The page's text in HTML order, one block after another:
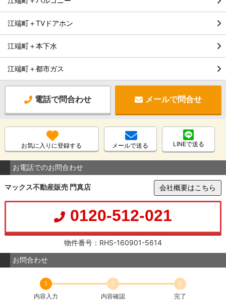
江端町＋TVドアホン
江端町＋本下水
江端町＋都市ガス
電話で問合わせ メールで問合せ
お気に入りに登録する メールで送る LINEで送る
お電話でのお問合わせ
マックス不動産販売 門真店 会社概要はこちら
0120-512-021
物件番号：RHS-160901-5614
お問合わせ
1
内容入力
2
内容確認
3
完了